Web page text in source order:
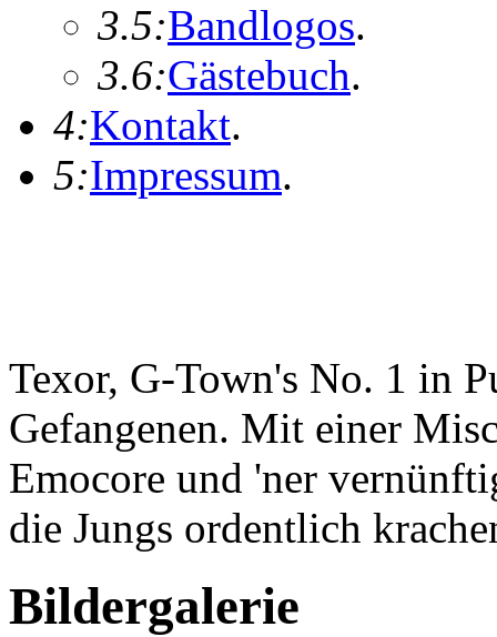
3.5:Bandlogos.
3.6:Gästebuch.
4:Kontakt.
5:Impressum.
Texor, G-Town's No. 1 in
Gefangenen. Mit einer
Emocore und 'ner
die Jungs ordentlich
Bildergalerie